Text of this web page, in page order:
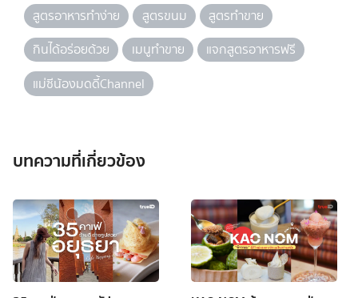
สูตรอาหารทำง่าย
สูตรขนม
สูตรทำขาย
กินได้อร่อยด้วย
เมนูทำขาย
แจกสูตรอาหารฟรี
แม่ซีน้องมดดี้Channel
บทความที่เกี่ยวข้อง